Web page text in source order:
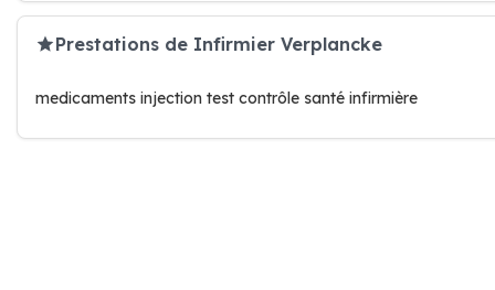
Prestations de Infirmier Verplancke
medicaments injection test contrôle santé infirmière